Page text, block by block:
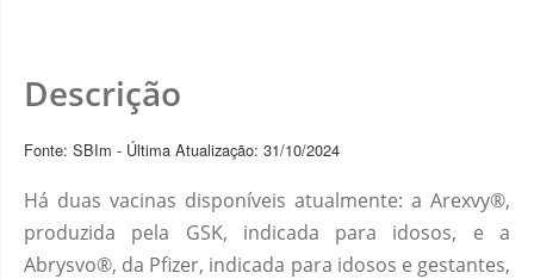
Descrição
Fonte: SBIm - Última Atualização: 31/10/2024
Há duas vacinas disponíveis atualmente: a Arexvy®,
produzida pela GSK, indicada para idosos, e a
Abrysvo®, da Pfizer, indicada para idosos e gestantes,